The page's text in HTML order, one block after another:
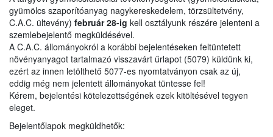
gyümölcs szaporítóanyag nagykereskedelem, törzsültetvény,
C.A.C. ültevény) február 28-ig kell osztályunk részére jelenteni a
szemlebejelentő megküldésével.
A C.A.C. állományokról a korábbi bejelentéseken feltüntetett
növényanyagot tartalmazó visszavárt űrlapot (5079) küldünk ki,
ezért az innen letölthető 5077-es nyomtatványon csak az új,
eddig még nem jelentett állományokat tüntesse fel!
Kérem, bejelentési kötelezettségének ezek kitöltésével tegyen
eleget.
Bejelentőlapok megküldhetők: